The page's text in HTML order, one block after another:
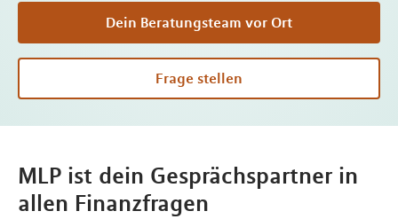
Dein Beratungsteam vor Ort
Frage stellen
MLP ist dein Gesprächspartner in
allen Finanzfragen